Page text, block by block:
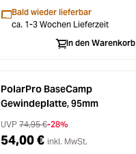
Bald wieder lieferbar
ca. 1-3 Wochen Lieferzeit
In den Warenkorb
PolarPro BaseCamp
Gewindeplatte, 95mm
UVP 74,95 €-28%
54,00 € inkl. MwSt.